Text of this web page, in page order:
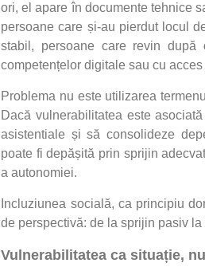
ori, el apare în documente tehnice
persoane care și-au pierdut locul
stabil, persoane care revin
competențelor digitale sau cu
Problema nu este utilizarea
Dacă vulnerabilitatea este
asistentiale și să consolideze
poate fi depășită prin sprijin
a autonomiei.
Incluziunea socială, ca principiu
de perspectivă: de la sprijin pasiv
Vulnerabilitatea ca situație,